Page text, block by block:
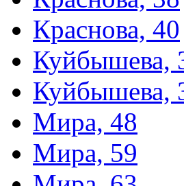
Краснова, 40
Куйбышева,
Куйбышева,
Мира, 48
Мира, 59